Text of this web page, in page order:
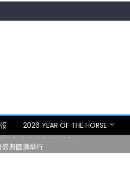
2026 YEAR OF THE HORSE
物园“中华日三十周年特别报道（五）
筝与钢琴的精彩对话
典圆满举行